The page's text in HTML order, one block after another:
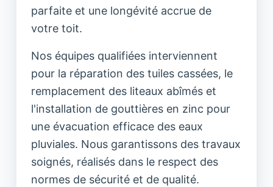
parfaite et une longévité accrue de
votre toit.
Nos équipes qualifiées interviennent
pour la réparation des tuiles cassées, le
remplacement des liteaux abîmés et
l'installation de gouttières en zinc pour
une évacuation efficace des eaux
pluviales. Nous garantissons des travaux
soignés, réalisés dans le respect des
normes de sécurité et de qualité.